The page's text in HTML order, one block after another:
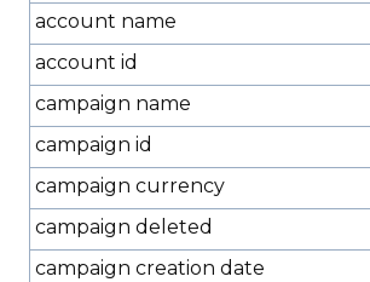
account name
account id
campaign name
campaign id
campaign currency
campaign deleted
campaign creation date